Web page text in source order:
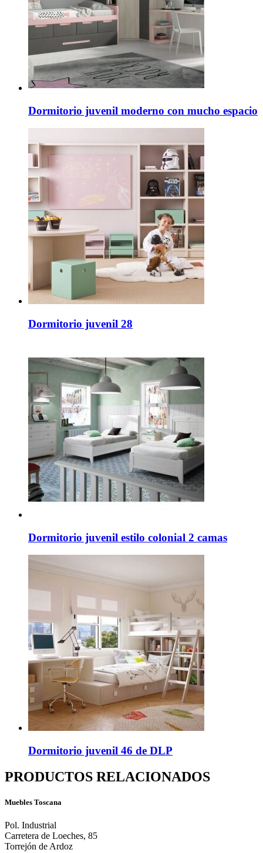
Dormitorio juvenil moderno con mucho espacio
Dormitorio juvenil 28
Dormitorio juvenil estilo colonial 2 camas
Dormitorio juvenil 46 de DLP
PRODUCTOS RELACIONADOS
Muebles Toscana
Pol. Industrial
Carretera de Loeches, 85
Torrejón de Ardoz